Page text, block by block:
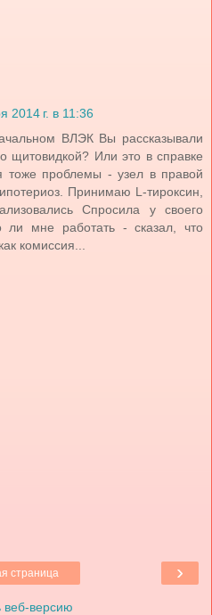
2014 г. в 11:36
ВЛЭК Вы рассказывали
щитовидкой? Или это в справке
тоже проблемы - узел в правой
Принимаю L-тироксин,
Спросила у своего
ли мне работать - сказал, что
комиссия...
›
страница
веб-версию